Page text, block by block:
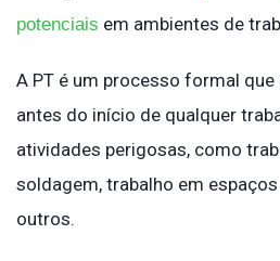
potenciais em ambientes de
A PT é um processo formal
antes do início de qualquer
atividades perigosas, como
soldagem, trabalho em
outros.